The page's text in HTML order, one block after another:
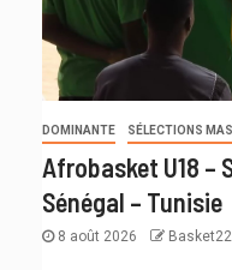
DOMINANTE SÉLECTIONS
Afrobasket U18 –
Sénégal – Tunisie
8 août 2026